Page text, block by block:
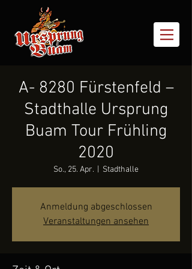
A- 8280 Fürstenfeld –
Stadthalle Ursprung
Buam Tour Frühling
2020
So., 25. Apr. Stadthalle
Anmeldung abgeschlossen
Veranstaltungen ansehen